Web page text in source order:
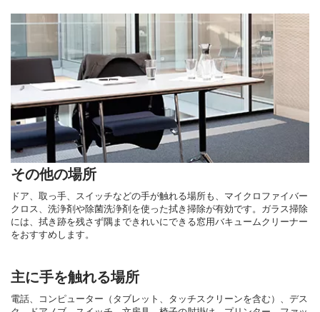
その他の場所
ドア、取っ手、スイッチなどの手が触れる場所も、マイクロファイバー
クロス、洗浄剤や除菌洗浄剤を使った拭き掃除が有効です。ガラス掃除
には、拭き跡を残さず隅まできれいにできる窓用バキュームクリーナー
をおすすめします。
主に手を触れる場所
電話、コンピューター（タブレット、タッチスクリーンを含む）、デス